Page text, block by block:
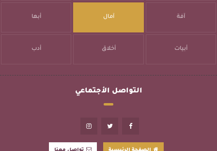
آفة آمال أبها
أبيات أخلاق أدب
التواصل الأجتماعي